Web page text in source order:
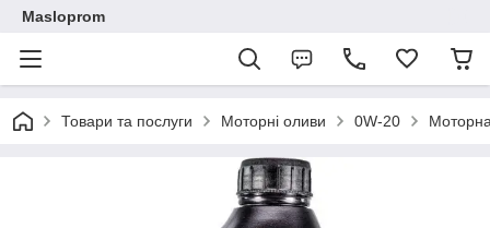
Masloprom
Товари та послуги Моторні оливи 0W-20